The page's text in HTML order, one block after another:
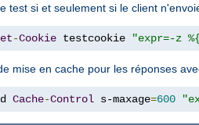
test si et seulement si le client
-Cookie testcookie "expr=-z
mise en cache pour les réponses
Cache-Control s-maxage=600